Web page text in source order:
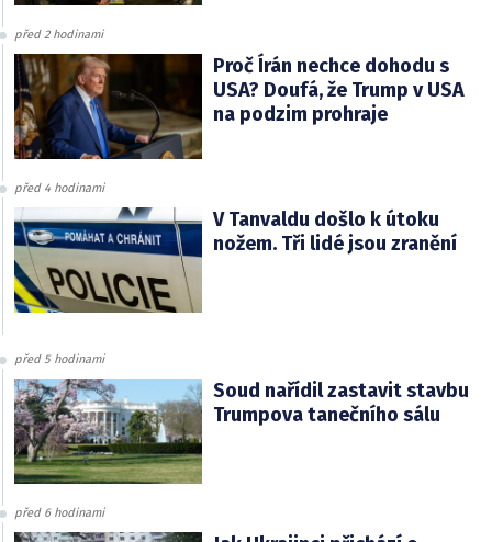
před 2 hodinami
Proč Írán nechce dohodu s
USA? Doufá, že Trump v USA
na podzim prohraje
před 4 hodinami
V Tanvaldu došlo k útoku
nožem. Tři lidé jsou zranění
před 5 hodinami
Soud nařídil zastavit stavbu
Trumpova tanečního sálu
před 6 hodinami